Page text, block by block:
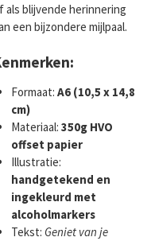
als blijvende herinnering
een bijzondere mijlpaal.
Formaat: A6 (10,5 x 14,8
cm)
Materiaal: 350g HVO
offset papier
Illustratie:
handgetekend en
ingekleurd met
alcoholmarkers
Tekst: Geniet van je